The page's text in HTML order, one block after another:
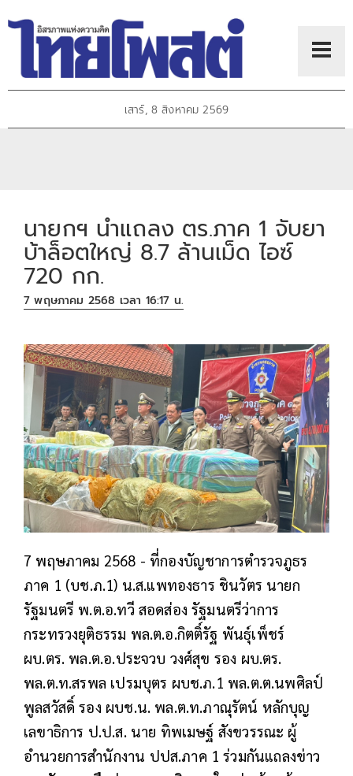
เสาร์, 8 สิงหาคม 2569
นายกฯ นำแถลง ตร.ภาค 1 จับยา
บ้าล็อตใหญ่ 8.7 ล้านเม็ด ไอซ์
720 กก.
7 พฤษภาคม 2568 เวลา 16:17 น.
7 พฤษภาคม 2568 - ที่กองบัญชาการตำรวจภูธร
ภาค 1 (บช.ภ.1) น.ส.แพทองธาร ชินวัตร นายก
รัฐมนตรี พ.ต.อ.ทวี สอดส่อง รัฐมนตรีว่าการ
กระทรวงยุติธรรม พล.ต.อ.กิตติ์รัฐ พันธุ์เพ็ชร์
ผบ.ตร. พล.ต.อ.ประจวบ วงศ์สุข รอง ผบ.ตร.
พล.ต.ท.สรพล เปรมบุตร ผบช.ภ.1 พล.ต.ต.นพศิลป์
พูลสวัสดิ์ รอง ผบช.น. พล.ต.ท.ภาณุรัตน์ หลักบุญ
เลขาธิการ ป.ป.ส. นาย ทิพเมษฐ์ สังขวรรณะ ผู้
อำนวยการสำนักงาน ปปส.ภาค 1 ร่วมกันแถลงข่าว